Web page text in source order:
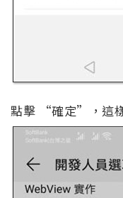
點擊 “確定”，這